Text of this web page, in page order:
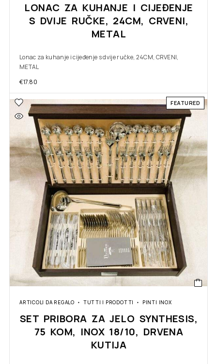
LONAC ZA KUHANJE I CIJEĐENJE
S DVIJE RUČKE, 24CM, CRVENI,
METAL
Lonac za kuhanje i cijeđenje s dvije ručke, 24CM, CRVENI,
METAL
€17.80
FEATURED
ARTICOLI DA REGALO TUTTI I PRODOTTI PINTI INOX
SET PRIBORA ZA JELO SYNTHESIS,
75 KOM, INOX 18/10, DRVENA
KUTIJA